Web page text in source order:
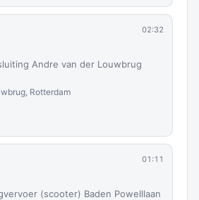
02:32
Andre van der Louwbrug
Rotterdam
01:11
(scooter) Baden Powelllaan